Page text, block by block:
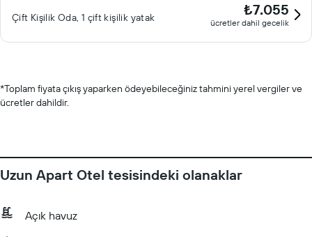
Çift ​Kişilik Oda, 1 çift kişilik yatak ₺7.055
ücretler dahil gecelik
*Toplam fiyata çıkış yaparken ödeyebileceğiniz tahmini yerel vergiler ve
ücretler dahildir.
Uzun Apart Otel tesisindeki olanaklar
Açık havuz